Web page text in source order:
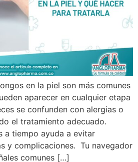
en la piel son más comunes
aparecer en cualquier etapa
se confunden con alergias o
el tratamiento adecuado.
a tiempo ayuda a evitar
y complicaciones. Tu navegador
comunes […]